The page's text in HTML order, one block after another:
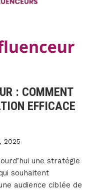
: COMMENT
EFFICACE
2025
une stratégie
souhaitent
audience ciblée de